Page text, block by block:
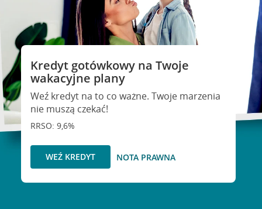
Kredyt gotówkowy na Twoje
wakacyjne plany
Weź kredyt na to co ważne. Twoje marzenia
nie muszą czekać!
RRSO: 9,6%
WEŹ KREDYT NOTA PRAWNA